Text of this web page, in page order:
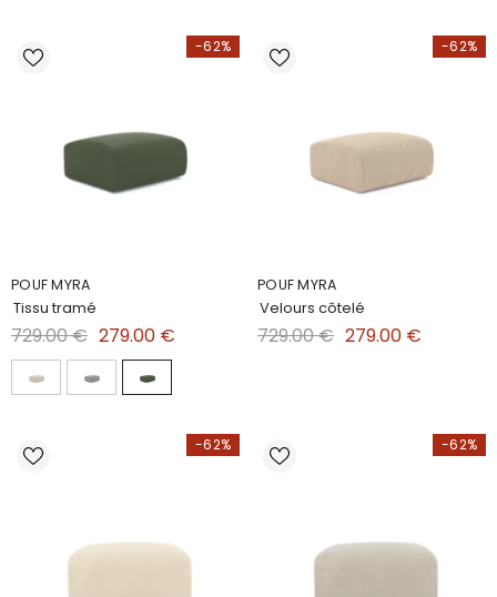
-62%
POUF MYRA
Tissu tramé
729.00 € 279.00 €
-62%
POUF MYRA
Velours côtelé
729.00 € 279.00 €
-62% -62%